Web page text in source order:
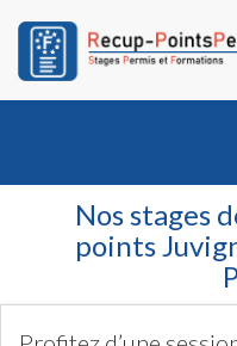
Nos stages
points